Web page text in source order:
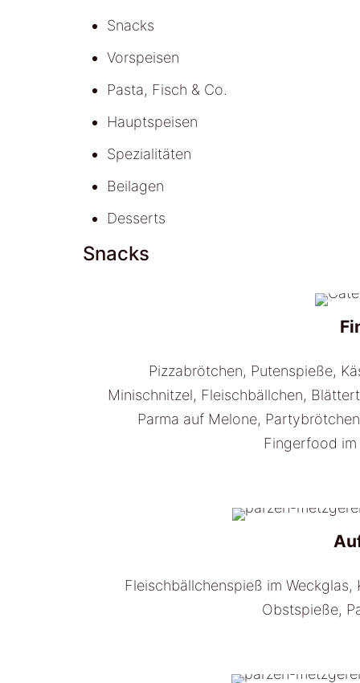
Snacks
Vorspeisen
Pasta, Fisch & Co.
Hauptspeisen
Spezialitäten
Beilagen
Desserts
Snacks
Pizzabrötchen, Putenspieße,
Minischnitzel, Fleischbällchen,
Parma auf Melone,
Fingerfood
Fleischbällchenspieß im
Obstspieße,